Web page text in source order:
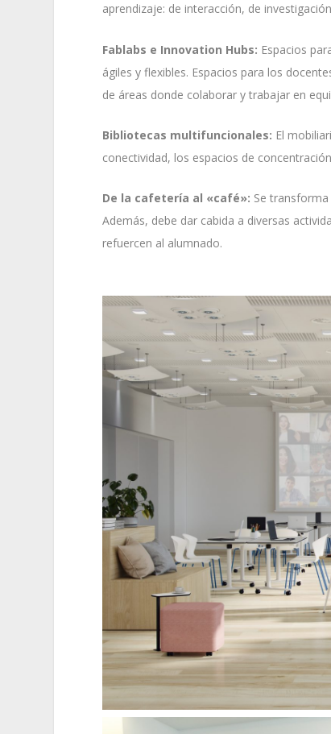
aprendizaje: de interacción, de
Fablabs e Innovation Hubs: Espacios
ágiles y flexibles. Espacios para los
de áreas donde colaborar y trabajar en
Bibliotecas multifuncionales: El
conectividad, los espacios de
De la cafetería al «café»: Se
Además, debe dar cabida a diversas
refuercen al alumnado.